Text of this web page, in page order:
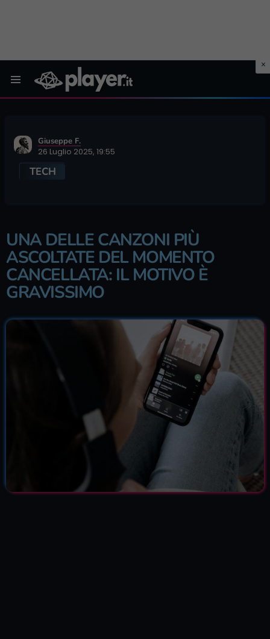
Giuseppe F.
26 Luglio 2025, 19:55
TECH
UNA DELLE CANZONI PIÙ
ASCOLTATE DEL MOMENTO
CANCELLATA: IL MOTIVO È
GRAVISSIMO